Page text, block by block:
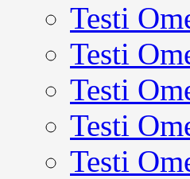
Testi
Testi
Testi
Testi
Testi